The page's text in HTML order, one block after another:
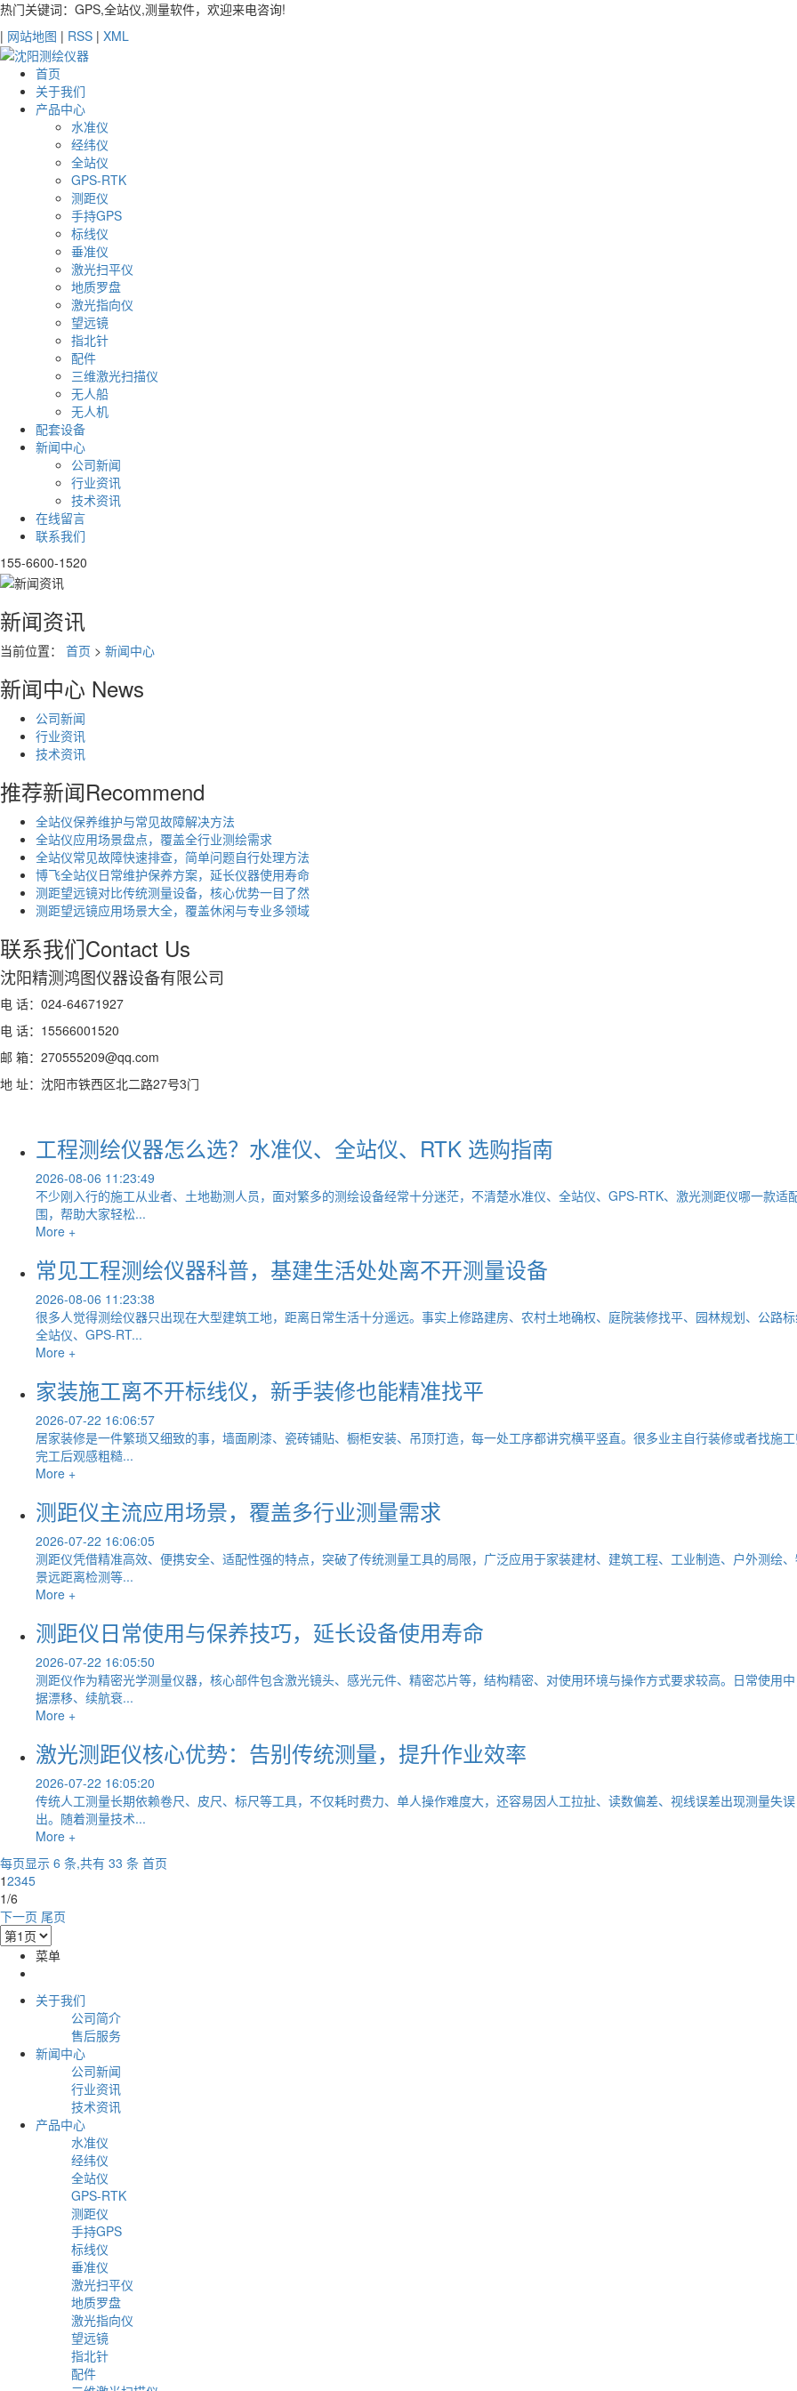
热门关键词：GPS,全站仪,测量软件，欢迎来电咨询!
| 网站地图 | RSS | XML
首页
关于我们
产品中心
水准仪
经纬仪
全站仪
GPS-RTK
测距仪
手持GPS
标线仪
垂准仪
激光扫平仪
地质罗盘
激光指向仪
望远镜
指北针
配件
三维激光扫描仪
无人船
无人机
配套设备
新闻中心
公司新闻
行业资讯
技术资讯
在线留言
联系我们
155-6600-1520
新闻资讯
当前位置： 首页 > 新闻中心
新闻中心 News
公司新闻
行业资讯
技术资讯
推荐新闻Recommend
全站仪保养维护与常见故障解决方法
全站仪应用场景盘点，覆盖全行业测绘需求
全站仪常见故障快速排查，简单问题自行处理方法
博飞全站仪日常维护保养方案，延长仪器使用寿命
测距望远镜对比传统测量设备，核心优势一目了然
测距望远镜应用场景大全，覆盖休闲与专业多领域
联系我们Contact Us
沈阳精测鸿图仪器设备有限公司
电 话：024-64671927
电 话：15566001520
邮 箱：270555209@qq.com
地 址：沈阳市铁西区北二路27号3门
工程测绘仪器怎么选？水准仪、全站仪、RTK 选购指南
2026-08-06 11:23:49
不少刚入行的施工从业者、土地勘测人员，面对繁多的测绘设备经常十分迷茫，不清楚水准仪、全站仪、GPS‑RTK、激光测距仪哪一款
围，帮助大家轻松...
More +
常见工程测绘仪器科普，基建生活处处离不开测量设备
2026-08-06 11:23:38
很多人觉得测绘仪器只出现在大型建筑工地，距离日常生活十分遥远。事实上修路建房、农村土地确权、庭院装修找平、园林规划、公路
全站仪、GPS‑RT...
More +
家装施工离不开标线仪，新手装修也能精准找平
2026-07-22 16:06:57
居家装修是一件繁琐又细致的事，墙面刷漆、瓷砖铺贴、橱柜安装、吊顶打造，每一处工序都讲究横平竖直。很多业主自行装修或者找施
完工后观感粗糙...
More +
测距仪主流应用场景，覆盖多行业测量需求
2026-07-22 16:06:05
测距仪凭借精准高效、便携安全、适配性强的特点，突破了传统测量工具的局限，广泛应用于家装建材、建筑工程、工业制造、户外测绘
景远距离检测等...
More +
测距仪日常使用与保养技巧，延长设备使用寿命
2026-07-22 16:05:50
测距仪作为精密光学测量仪器，核心部件包含激光镜头、感光元件、精密芯片等，结构精密、对使用环境与操作方式要求较高。日常使用
据漂移、续航衰...
More +
激光测距仪核心优势：告别传统测量，提升作业效率
2026-07-22 16:05:20
传统人工测量长期依赖卷尺、皮尺、标尺等工具，不仅耗时费力、单人操作难度大，还容易因人工拉扯、读数偏差、视线误差出现测量失
出。随着测量技术...
More +
每页显示 6 条,共有 33 条 首页
12345
1/6
下一页 尾页
菜单
关于我们
公司简介
售后服务
新闻中心
公司新闻
行业资讯
技术资讯
产品中心
水准仪
经纬仪
全站仪
GPS-RTK
测距仪
手持GPS
标线仪
垂准仪
激光扫平仪
地质罗盘
激光指向仪
望远镜
指北针
配件